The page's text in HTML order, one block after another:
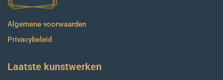
Algemene voorwaarden
Privacybeleid
Laatste kunstwerken